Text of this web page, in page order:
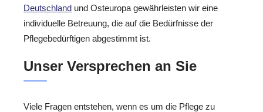
Deutschland und Osteuropa gewährleisten wir eine
individuelle Betreuung, die auf die Bedürfnisse der
Pflegebedürftigen abgestimmt ist.
Unser Versprechen an Sie
Viele Fragen entstehen, wenn es um die Pflege zu